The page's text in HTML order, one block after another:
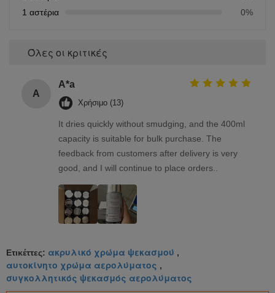
1 αστέρια
0%
Όλες οι κριτικές
A
A*a
Χρήσιμο (13)
It dries quickly without smudging, and the 400ml
capacity is suitable for bulk purchase. The
feedback from customers after delivery is very
good, and I will continue to place orders..
Ετικέττες: ακρυλικό χρώμα ψεκασμού ,
αυτοκίνητο χρώμα αερολύματος ,
συγκολλητικός ψεκασμός αερολύματος